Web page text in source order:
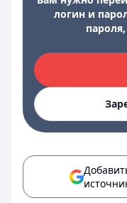
логин и